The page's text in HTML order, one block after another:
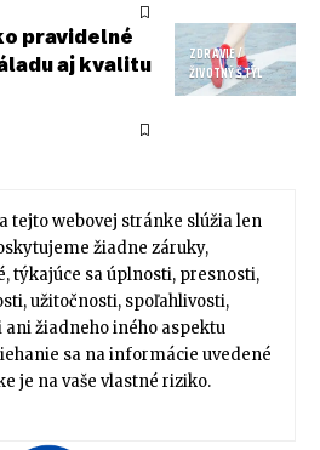
ZDRAVIE /
ŽIVOTNÝ ŠTÝL
pravidelné
aj kvalitu
tejto webovej stránke slúžia len
žiadne záruky,
týkajúce sa úplnosti, presnosti,
užitočnosti, spoľahlivosti,
žiadneho iného aspektu
sa na informácie uvedené
je na vaše vlastné riziko.